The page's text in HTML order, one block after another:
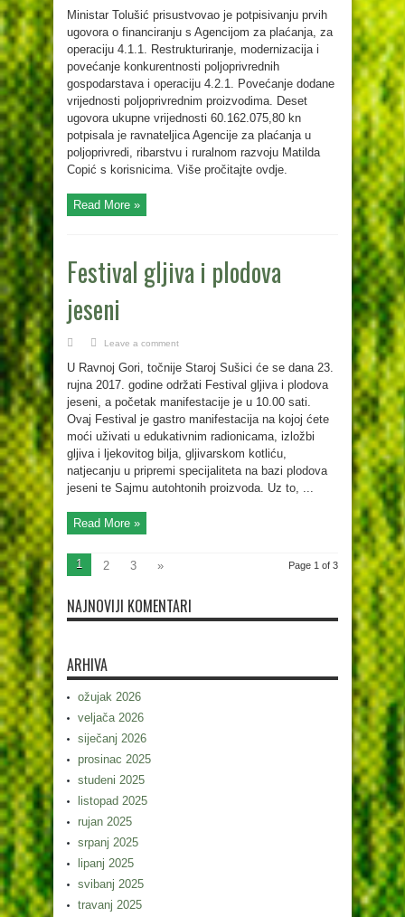
Ministar Tolušić prisustvovao je potpisivanju prvih
ugovora o financiranju s Agencijom za plaćanja, za
operaciju 4.1.1. Restrukturiranje, modernizacija i
povećanje konkurentnosti poljoprivrednih
gospodarstava i operaciju 4.2.1. Povećanje dodane
vrijednosti poljoprivrednim proizvodima. Deset
ugovora ukupne vrijednosti 60.162.075,80 kn
potpisala je ravnateljica Agencije za plaćanja u
poljoprivredi, ribarstvu i ruralnom razvoju Matilda
Copić s korisnicima. Više pročitajte ovdje.
Read More »
Festival gljiva i plodova
jeseni
Leave a comment
U Ravnoj Gori, točnije Staroj Sušici će se dana 23.
rujna 2017. godine održati Festival gljiva i plodova
jeseni, a početak manifestacije je u 10.00 sati.
Ovaj Festival je gastro manifestacija na kojoj ćete
moći uživati u edukativnim radionicama, izložbi
gljiva i ljekovitog bilja, gljivarskom kotliću,
natjecanju u pripremi specijaliteta na bazi plodova
jeseni te Sajmu autohtonih proizvoda. Uz to, ...
Read More »
Page 1 of 3
1 2 3 »
NAJNOVIJI KOMENTARI
ARHIVA
ožujak 2026
veljača 2026
siječanj 2026
prosinac 2025
studeni 2025
listopad 2025
rujan 2025
srpanj 2025
lipanj 2025
svibanj 2025
travanj 2025